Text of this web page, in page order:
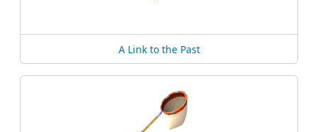
A Link to the Past